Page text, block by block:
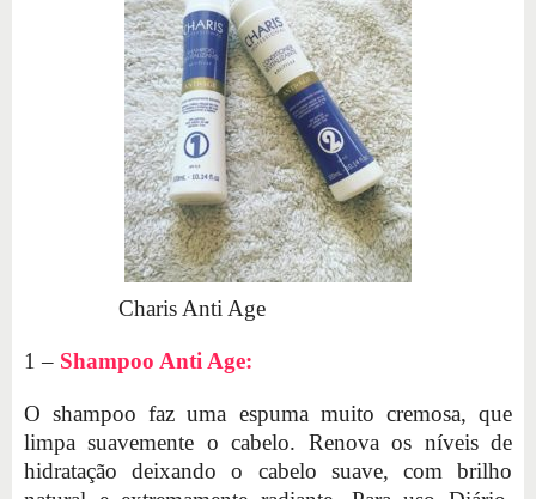
Charis Anti Age
1 – Shampoo Anti Age:
O shampoo faz uma espuma muito cremosa, que
limpa suavemente o cabelo. Renova os níveis de
hidratação deixando o cabelo suave, com brilho